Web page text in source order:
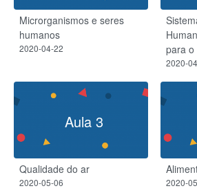
Microrganismos e seres
humanos
2020-04-22
para o
2020-
Aula 3
Qualidade do ar
2020-05-06 2020-